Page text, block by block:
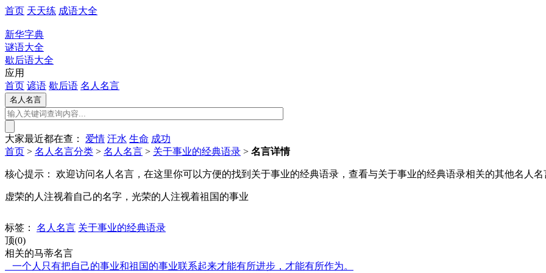
首页 天天练 成语大全
新华字典
谜语大全
歇后语大全
应用
首页 谚语 歇后语 名人名言
大家最近都在查： 爱情 汗水 生命 成功
首页 > 名人名言分类 > 名人名言 > 关于事业的经典语录 > 名言详情
核心提示： 欢迎访问名人名言，在这里你可以方便的找到关于事业的经典语录，查看与关于事业的经典语录相关的其他名人名
虚荣的人注视着自己的名字，光荣的人注视着祖国的事业
标签：
名人名言 关于事业的经典语录
顶(0)
相关的马蒂名言
一个人只有把自己的事业和祖国的事业联系起来才能有所进步，才能有所作为。